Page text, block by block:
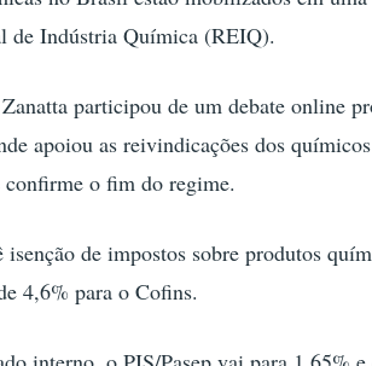
de Indústria Química (REIQ).
participou de um debate online
apoiou as reivindicações dos
confirme o fim do regime.
de impostos sobre produtos
4,6% para o Cofins.